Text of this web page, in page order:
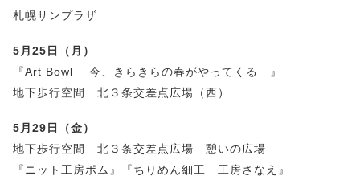
札幌サンプラザ
5月25日（月）
『Art Bowl 今、きらきらの春がやってくる 』
地下歩行空間 北３条交差点広場（西）
5月29日（金）
地下歩行空間 北３条交差点広場 憩いの広場
『ニット工房ポム』『ちりめん細工 工房さなえ』